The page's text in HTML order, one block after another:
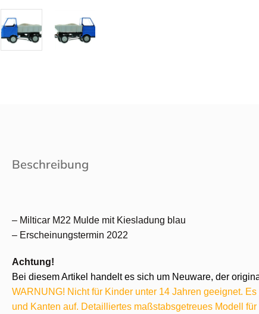
Beschreibung
– Milticar M22 Mulde mit Kiesladung blau
– Erscheinungstermin 2022
Achtung!
Bei diesem Artikel handelt es sich um Neuware, der
WARNUNG! Nicht für Kinder unter 14 Jahren geeignet.
und Kanten auf. Detailliertes maßstabsgetreues Modell